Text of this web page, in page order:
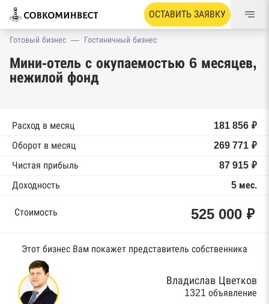
ОСТАВИТЬ ЗАЯВКУ
Готовый бизнес — Гостиничный бизнес
Мини-отель с окупаемостью 6 месяцев,
нежилой фонд
Расход в месяц
181 856 ₽
Оборот в месяц
269 771 ₽
Чистая прибыль
87 915 ₽
Доходность
5 мес.
Стоимость 525 000 ₽
Этот бизнес Вам покажет представитель собственника
Владислав Цветков
1321 объявление